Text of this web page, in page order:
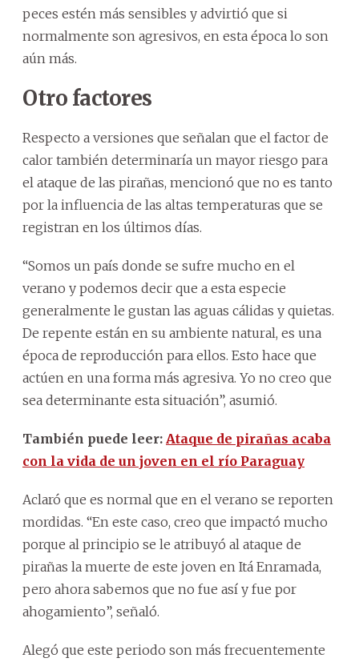
peces estén más sensibles y advirtió que si
normalmente son agresivos, en esta época lo son
aún más.
Otro factores
Respecto a versiones que señalan que el factor de
calor también determinaría un mayor riesgo para
el ataque de las pirañas, mencionó que no es tanto
por la influencia de las altas temperaturas que se
registran en los últimos días.
“Somos un país donde se sufre mucho en el
verano y podemos decir que a esta especie
generalmente le gustan las aguas cálidas y quietas.
De repente están en su ambiente natural, es una
época de reproducción para ellos. Esto hace que
actúen en una forma más agresiva. Yo no creo que
sea determinante esta situación”, asumió.
También puede leer: Ataque de pirañas acaba
con la vida de un joven en el río Paraguay
Aclaró que es normal que en el verano se reporten
mordidas. “En este caso, creo que impactó mucho
porque al principio se le atribuyó al ataque de
pirañas la muerte de este joven en Itá Enramada,
pero ahora sabemos que no fue así y fue por
ahogamiento”, señaló.
Alegó que este periodo son más frecuentemente